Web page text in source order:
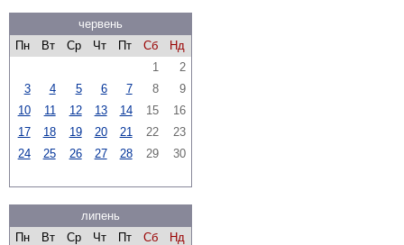
червень
Пн
Вт Ср Чт Пт Сб
Нд
1
2
3
4 5 6 7 8
9
10
11 12 13 14 15
16
17
18 19 20 21 22
23
24
25 26 27 28 29 30
липень
Пн
Вт Ср Чт Пт Сб
Нд